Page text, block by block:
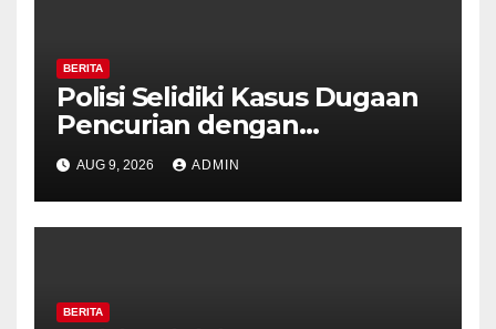
BERITA
Polisi Selidiki Kasus Dugaan
Pencurian dengan
Kekerasan di Counter HP
Royal Phone Ambarawa.
AUG 9, 2026 ADMIN
BERITA